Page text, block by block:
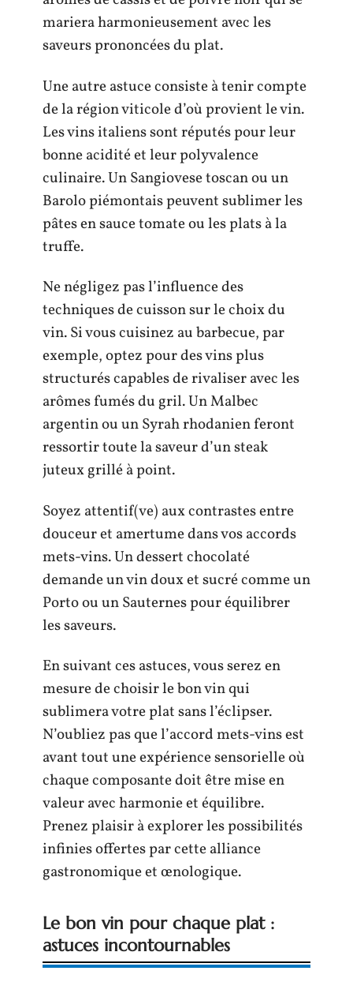
mariera harmonieusement avec les
saveurs prononcées du plat.
Une autre astuce consiste à tenir compte
de la région viticole d’où provient le vin.
Les vins italiens sont réputés pour leur
bonne acidité et leur polyvalence
culinaire. Un Sangiovese toscan ou un
Barolo piémontais peuvent sublimer les
pâtes en sauce tomate ou les plats à la
truffe.
Ne négligez pas l’influence des
techniques de cuisson sur le choix du
vin. Si vous cuisinez au barbecue, par
exemple, optez pour des vins plus
structurés capables de rivaliser avec les
arômes fumés du gril. Un Malbec
argentin ou un Syrah rhodanien feront
ressortir toute la saveur d’un steak
juteux grillé à point.
Soyez attentif(ve) aux contrastes entre
douceur et amertume dans vos accords
mets-vins. Un dessert chocolaté
demande un vin doux et sucré comme un
Porto ou un Sauternes pour équilibrer
les saveurs.
En suivant ces astuces, vous serez en
mesure de choisir le bon vin qui
sublimera votre plat sans l’éclipser.
N’oubliez pas que l’accord mets-vins est
avant tout une expérience sensorielle où
chaque composante doit être mise en
valeur avec harmonie et équilibre.
Prenez plaisir à explorer les possibilités
infinies offertes par cette alliance
gastronomique et œnologique.
Le bon vin pour chaque plat :
astuces incontournables